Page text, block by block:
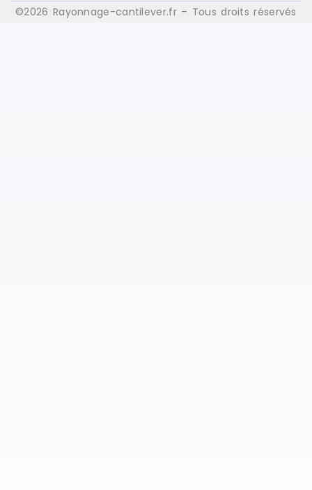
©2026 Rayonnage-cantilever.fr – Tous droits réservés